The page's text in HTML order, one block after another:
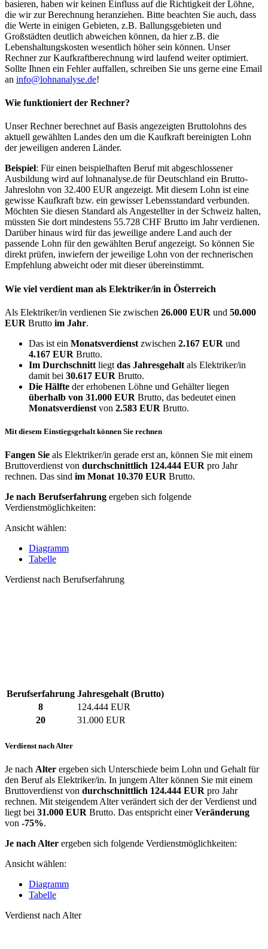
basieren, haben wir keinen Einfluss auf die Richtigkeit der Löhne,
die wir zur Berechnung heranziehen. Bitte beachten Sie auch, dass
die Werte in einigen Gebieten, z.B. Ballungsgebieten und
Großstädten deutlich abweichen können, da hier z.B. die
Lebenshaltungskosten wesentlich höher sein können. Unser
Rechner zur Kaufkraftberechnung wird laufend weiter optimiert.
Sollte Ihnen ein Fehler auffallen, schreiben Sie uns gerne eine Email
an info@lohnanalyse.de!
Wie funktioniert der Rechner?
Unser Rechner berechnet auf Basis angezeigten Bruttolohns des
aktuell gewählten Landes den um die Kaufkraft bereinigten Lohn
der jeweiligen anderen Länder.
Beispiel: Für einen beispielhaften Beruf mit abgeschlossener
Ausbildung wird auf lohnanalyse.de für Deutschland ein Brutto-
Jahreslohn von 32.400 EUR angezeigt. Mit diesem Lohn ist eine
gewisse Kaufkraft bzw. ein gewisser Lebensstandard verbunden.
Möchten Sie diesen Standard als Angestellter in der Schweiz halten,
müssten Sie dort mindestens 55.728 CHF Brutto im Jahr verdienen.
Darüber hinaus wird für das jeweilige andere Land auch der
passende Lohn für den gewählten Beruf angezeigt. So können Sie
direkt prüfen, inwiefern der jeweilige Lohn von der rechnerischen
Empfehlung abweicht oder mit dieser übereinstimmt.
Wie viel verdient man als Elektriker/in in Österreich
Als Elektriker/in verdienen Sie zwischen 26.000 EUR und 50.000
EUR Brutto im Jahr.
Das ist ein Monatsverdienst zwischen 2.167 EUR und
4.167 EUR Brutto.
Im Durchschnitt liegt das Jahresgehalt als Elektriker/in
damit bei 30.617 EUR Brutto.
Die Hälfte der erhobenen Löhne und Gehälter liegen
überhalb von 31.000 EUR Brutto, das bedeutet einen
Monatsverdienst von 2.583 EUR Brutto.
Mit diesem Einstiegsgehalt können Sie rechnen
Fangen Sie als Elektriker/in gerade erst an, können Sie mit einem
Bruttoverdienst von durchschnittlich 124.444 EUR pro Jahr
rechnen. Das sind im Monat 10.370 EUR Brutto.
Je nach Berufserfahrung ergeben sich folgende
Verdienstmöglichkeiten:
Ansicht wählen:
Diagramm
Tabelle
Verdienst nach Berufserfahrung
Berufserfahrung Jahresgehalt (Brutto)
8
124.444 EUR
20
31.000 EUR
Verdienst nach Alter
Je nach Alter ergeben sich Unterschiede beim Lohn und Gehalt für
den Beruf als Elektriker/in. In jungem Alter können Sie mit einem
Bruttoverdienst von durchschnittlich 124.444 EUR pro Jahr
rechnen. Mit steigendem Alter verändert sich der der Verdienst und
liegt bei 31.000 EUR Brutto. Das entspricht einerVeränderung
von -75%.
Je nach Alter ergeben sich folgende Verdienstmöglichkeiten:
Ansicht wählen:
Diagramm
Tabelle
Verdienst nach Alter